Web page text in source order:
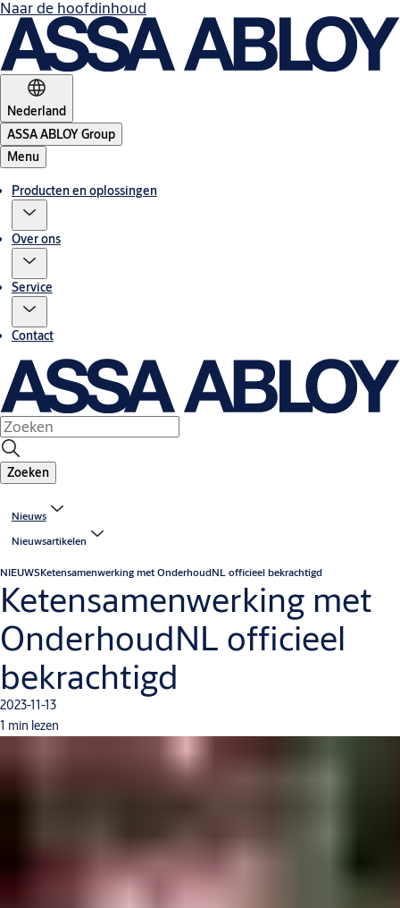
Naar de hoofdinhoud
Nederland
ASSA ABLOY Group
Menu
Producten en oplossingen
Over ons
Service
Contact
Zoeken
Nieuws
Nieuwsartikelen
NIEUWSKetensamenwerking met OnderhoudNL officieel bekrachtigd
Ketensamenwerking met
OnderhoudNL officieel
bekrachtigd
2023-11-13
1 min lezen